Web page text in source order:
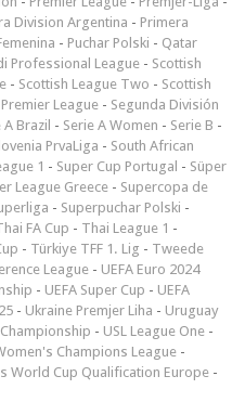
Division Argentina - Primera
- Puchar Polski - Qatar
Professional League - Scottish
- Scottish League Two - Scottish
League - Segunda División
A Brazil - Serie A Women - Serie B -
PrvaLiga - South African
1 - Super Cup Portugal - Süper
League Greece - Supercopa de
- Superpuchar Polski -
FA Cup - Thai League 1 -
- Türkiye TFF 1. Lig - Tweede
League - UEFA Euro 2024
- UEFA Super Cup - UEFA
- Ukraine Premjer Liha - Uruguay
Championship - USL League One -
Champions League -
World Cup Qualification Europe -